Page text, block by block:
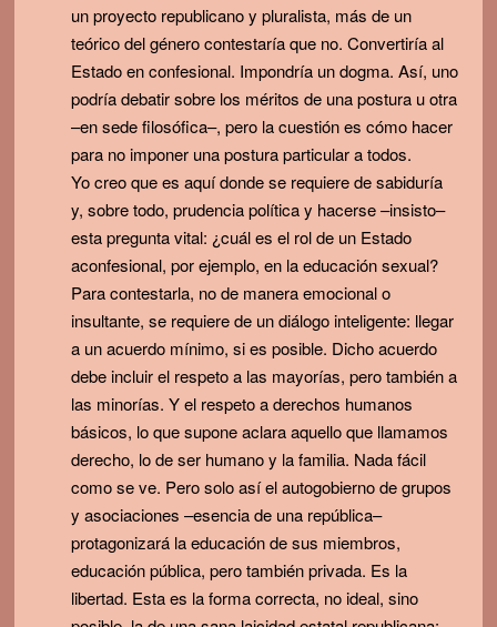
un proyecto republicano y pluralista, más de un
teórico del género contestaría que no. Convertiría al
Estado en confesional. Impondría un dogma. Así, uno
podría debatir sobre los méritos de una postura u otra
–en sede filosófica–, pero la cuestión es cómo hacer
para no imponer una postura particular a todos.
Yo creo que es aquí donde se requiere de sabiduría
y, sobre todo, prudencia política y hacerse –insisto–
esta pregunta vital: ¿cuál es el rol de un Estado
aconfesional, por ejemplo, en la educación sexual?
Para contestarla, no de manera emocional o
insultante, se requiere de un diálogo inteligente: llegar
a un acuerdo mínimo, si es posible. Dicho acuerdo
debe incluir el respeto a las mayorías, pero también a
las minorías. Y el respeto a derechos humanos
básicos, lo que supone aclara aquello que llamamos
derecho, lo de ser humano y la familia. Nada fácil
como se ve. Pero solo así el autogobierno de grupos
y asociaciones –esencia de una república–
protagonizará la educación de sus miembros,
educación pública, pero también privada. Es la
libertad. Esta es la forma correcta, no ideal, sino